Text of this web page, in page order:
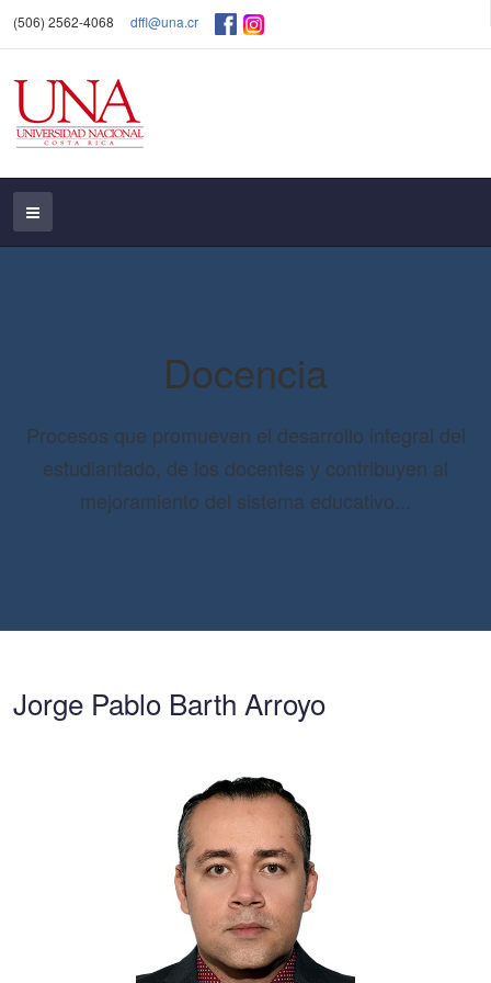
(506) 2562-4068 dffl@una.cr
Docencia
Procesos que promueven el desarrollo integral del
estudiantado, de los docentes y contribuyen al
mejoramiento del sistema educativo...
Jorge Pablo Barth Arroyo